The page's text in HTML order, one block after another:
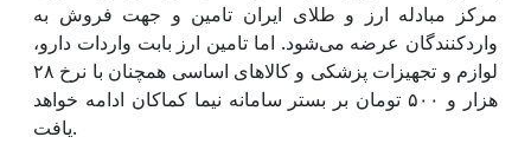
مرکز مبادله ارز و طلای ایران تامین و جهت فروش به
واردکنندگان عرضه می‌شود. اما تامین ارز بابت واردات دارو،
لوازم و تجهیزات پزشکی و کالاهای اساسی همچنان با نرخ ۲۸
هزار و ۵۰۰ تومان بر بستر سامانه نیما کماکان ادامه خواهد
یافت.